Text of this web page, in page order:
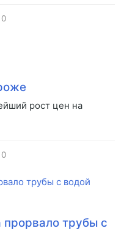
0
рост цен на
0
трубы с